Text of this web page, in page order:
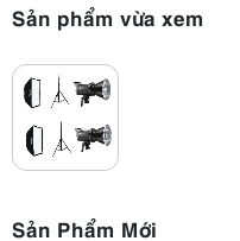
Sản phẩm vừa xem
Sản Phẩm Mới